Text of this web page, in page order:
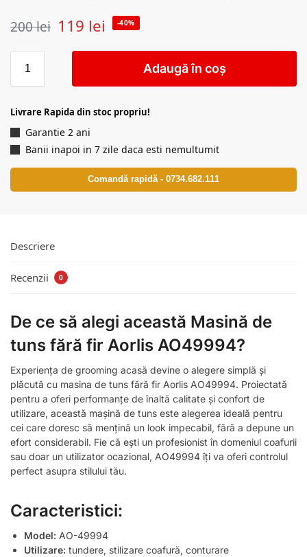
200lei 119 lei -40%
Adaugă în coș
Livrare Rapida din stoc propriu!
Garantie 2 ani
Banii inapoi in 7 zile daca esti nemultumit
Comandă rapidă - 0734.682.111
Descriere
Recenzii 0
De ce să alegi această Masină de
tuns fără fir Aorlis AO49994?
Experiența de grooming acasă devine o alegere simplă și
plăcută cu masina de tuns fără fir Aorlis AO49994. Proiectată
pentru a oferi performanțe de înaltă calitate și confort de
utilizare, această mașină de tuns este alegerea ideală pentru
cei care doresc să mențină un look impecabil, fără a depune un
efort considerabil. Fie că ești un profesionist în domeniul coafurii
sau doar un utilizator ocazional, AO49994 îți va oferi controlul
perfect asupra stilului tău.
Caracteristici:
Model: AO-49994
Utilizare: tundere, stilizare coafură, conturare